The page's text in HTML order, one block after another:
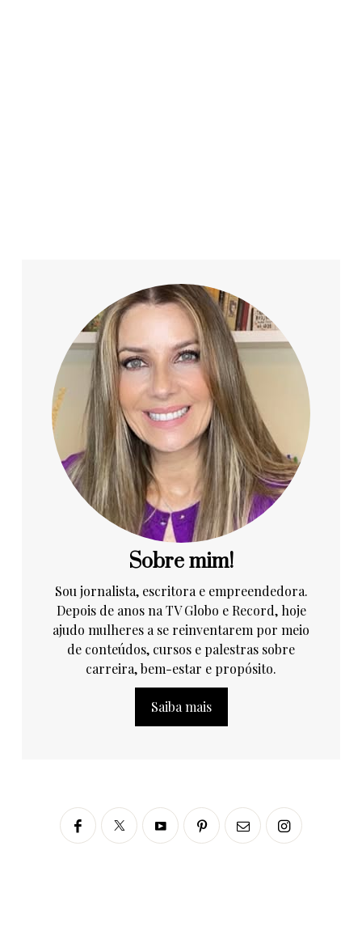
Sobre mim!
Sou jornalista, escritora e empreendedora.
Depois de anos na TV Globo e Record, hoje
ajudo mulheres a se reinventarem por meio
de conteúdos, cursos e palestras sobre
carreira, bem-estar e propósito.
Saiba mais